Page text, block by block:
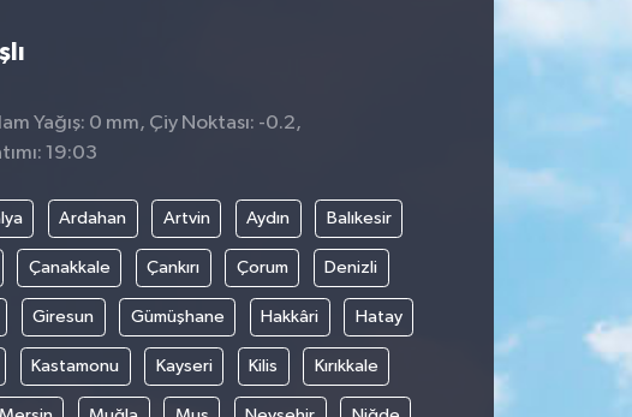
Yağış: 0 mm, Çiy Noktası: -0.2,
19:03
Ardahan Artvin Aydın Balıkesir
Çanakkale Çankırı Çorum Denizli
Giresun Gümüşhane Hakkâri Hatay
Kastamonu Kayseri Kilis Kırıkkale